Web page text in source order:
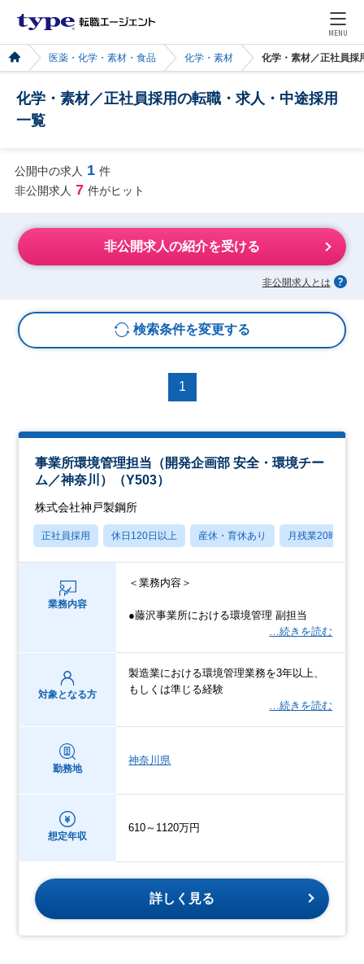
MENU
医薬・化学・素材・食品 化学・素材 化学・素材／正社員採
化学・素材／正社員採用の転職・求人・中途採用
一覧
公開中の求人 1 件
非公開求人 7 件がヒット
非公開求人の紹介を受ける
非公開求人とは
検索条件を変更する
1
事業所環境管理担当（開発企画部 安全・環境チー
ム／神奈川）（Y503）
株式会社神戸製鋼所
正社員採用 休日120日以上 産休・育休あり 月残業20時間以
業務内容
＜業務内容＞
●藤沢事業所における環境管理 副担当
…続きを読む
対象となる方
製造業における環境管理業務を3年以上、
もしくは準じる経験
…続きを読む
勤務地
神奈川県
想定年収
610～1120万円
詳しく見る